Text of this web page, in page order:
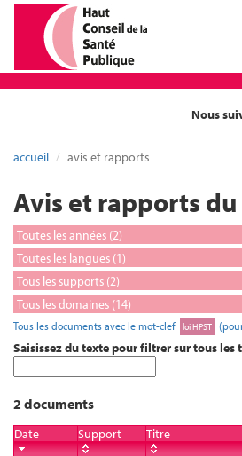
Nous
accueil avis et rapports
Avis et rapports du
Tous les documents avec le mot-clef loi HPST
Saisissez du texte pour filtrer sur tous les
2 documents
Date Support
Titre